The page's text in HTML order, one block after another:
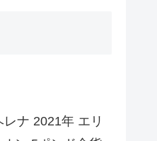
ナ 2021年 エリ